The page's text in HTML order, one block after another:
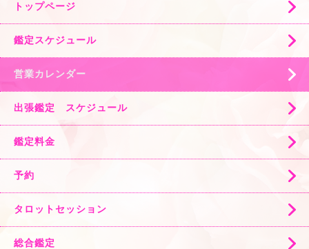
トップページ
鑑定スケジュール
営業カレンダー
出張鑑定 スケジュール
鑑定料金
予約
タロットセッション
総合鑑定